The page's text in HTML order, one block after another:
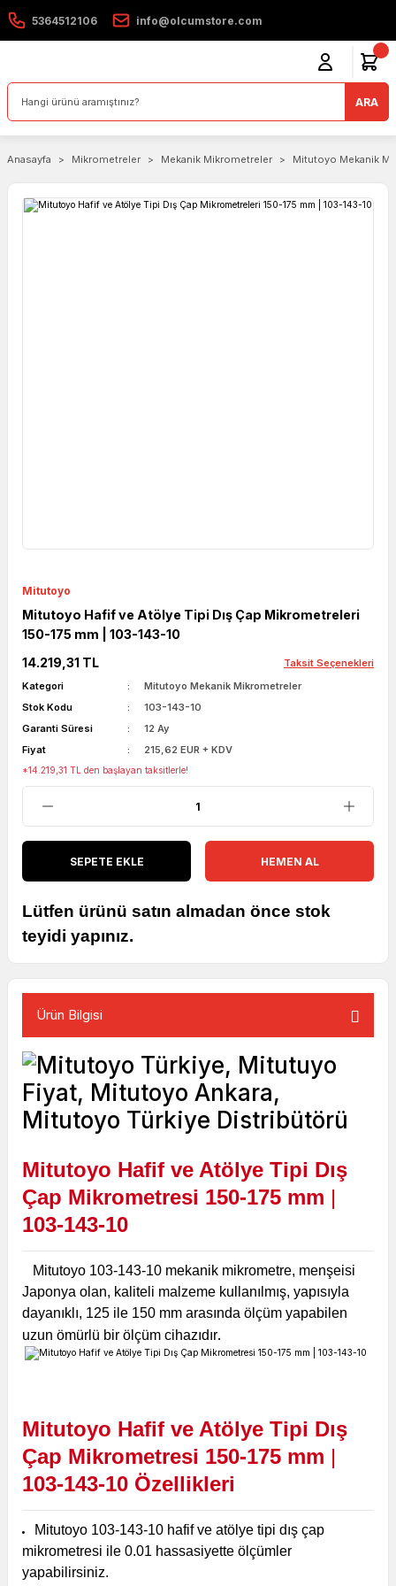
5364512106 info@olcumstore.com
ARA
Anasayfa Mikrometreler Mekanik Mikrometreler Mitutoyo Mekanik
Mitutoyo
Mitutoyo Hafif ve Atölye Tipi Dış Çap Mikrometreleri
150-175 mm | 103-143-10
14.219,31 TL
Taksit Seçenekleri
Kategori
Mitutoyo Mekanik Mikrometreler
Stok Kodu
103-143-10
Garanti Süresi
12 Ay
Fiyat
215,62 EUR + KDV
*14.219,31 TL den başlayan taksitlerle!
SEPETE EKLE HEMEN AL
Lütfen ürünü satın almadan önce stok
teyidi yapınız.
Ürün Bilgisi
Mitutoyo Hafif ve Atölye Tipi Dış
Çap Mikrometresi 150-175 mm |
103-143-10
Mitutoyo 103-143-10 mekanik mikrometre, menşeisi
Japonya olan, kaliteli malzeme kullanılmış, yapısıyla
dayanıklı, 125 ile 150 mm arasında ölçüm yapabilen
uzun ömürlü bir ölçüm cihazıdır.
Mitutoyo Hafif ve Atölye Tipi Dış
Çap Mikrometresi 150-175 mm |
103-143-10 Özellikleri
Mitutoyo 103-143-10 hafif ve atölye tipi dış çap
mikrometresi ile 0.01 hassasiyette ölçümler
yapabilirsiniz.